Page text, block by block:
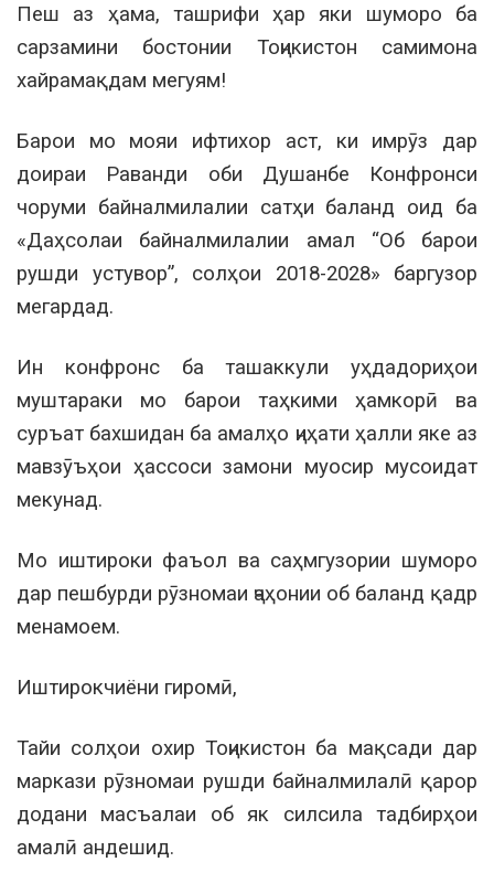
Пеш аз ҳама, ташрифи ҳар яки шуморо ба
сарзамини бостонии Тоҷикистон самимона
хайрамақдам мегуям!
Барои мо мояи ифтихор аст, ки имрӯз дар
доираи Раванди оби Душанбе Конфронси
чоруми байналмилалии сатҳи баланд оид ба
«Даҳсолаи байналмилалии амал “Об барои
рушди устувор”, солҳои 2018-2028» баргузор
мегардад.
Ин конфронс ба ташаккули уҳдадориҳои
муштараки мо барои таҳкими ҳамкорӣ ва
суръат бахшидан ба амалҳо ҷиҳати ҳалли яке аз
мавзӯъҳои ҳассоси замони муосир мусоидат
мекунад.
Мо иштироки фаъол ва саҳмгузории шуморо
дар пешбурди рӯзномаи ҷаҳонии об баланд қадр
менамоем.
Иштирокчиёни гиромӣ,
Тайи солҳои охир Тоҷикистон ба мақсади дар
маркази рӯзномаи рушди байналмилалӣ қарор
додани масъалаи об як силсила тадбирҳои
амалӣ андешид.